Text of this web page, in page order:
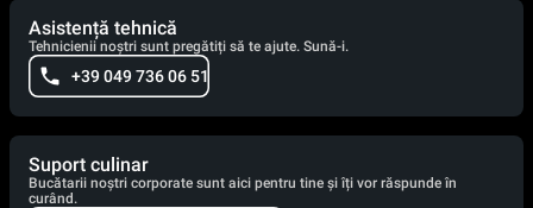
Asistență tehnică
Tehnicienii noștri sunt pregătiți să te ajute. Sună-i.
+39 049 736 06 51
Suport culinar
Bucătarii noștri corporate sunt aici pentru tine și îți vor răspunde în
curând.